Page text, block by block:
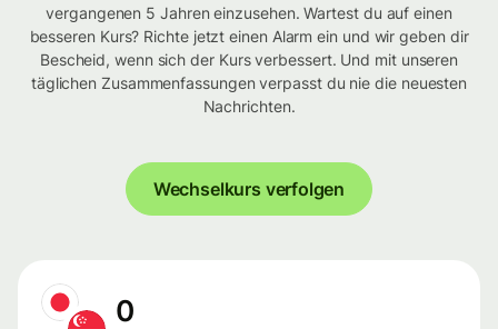
vergangenen 5 Jahren einzusehen. Wartest du auf einen
besseren Kurs? Richte jetzt einen Alarm ein und wir geben dir
Bescheid, wenn sich der Kurs verbessert. Und mit unseren
täglichen Zusammenfassungen verpasst du nie die neuesten
Nachrichten.
Wechselkurs verfolgen
0